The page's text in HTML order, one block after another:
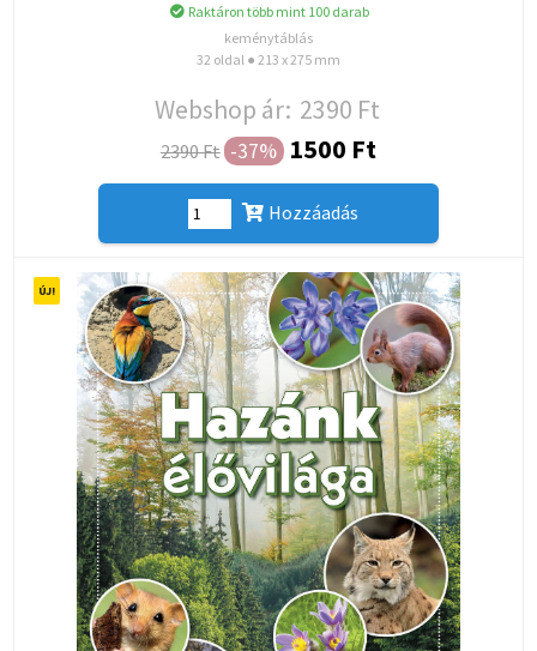
Raktáron több mint 100 darab
keménytáblás
32 oldal ● 213 x 275 mm
Webshop ár: 2390 Ft
2390 Ft -37% 1500 Ft
Hozzáadás